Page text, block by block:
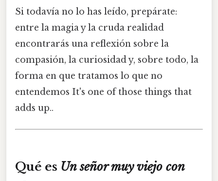
Si todavía no lo has leído, prepárate:
entre la magia y la cruda realidad
encontrarás una reflexión sobre la
compasión, la curiosidad y, sobre todo, la
forma en que tratamos lo que no
entendemos It's one of those things that
adds up..
Qué es Un señor muy viejo con